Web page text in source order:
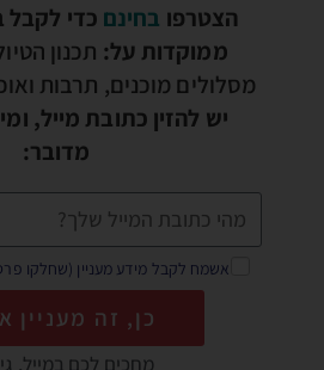
הצטרפו בחינם כדי לקבל
ממוקדות על: תכנון
מסלולים מוכנים, תרבות
יש להזין כתובת מייל,
מדובר:
אשמח לקבל מידע מעניין (שחלקו
כן, זה מעניין
מחכים לכם במייל,